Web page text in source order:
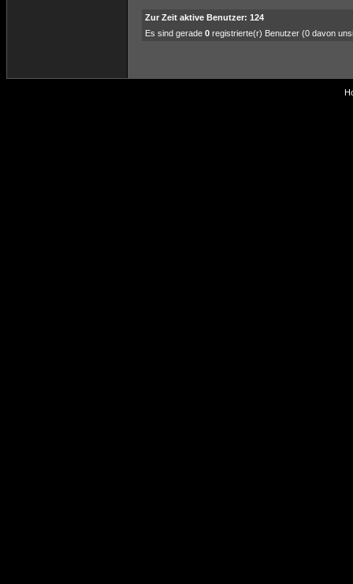
Zur Zeit aktive Benutzer: 124
Es sind gerade 0 registrierte(r) Benutzer (0 davon